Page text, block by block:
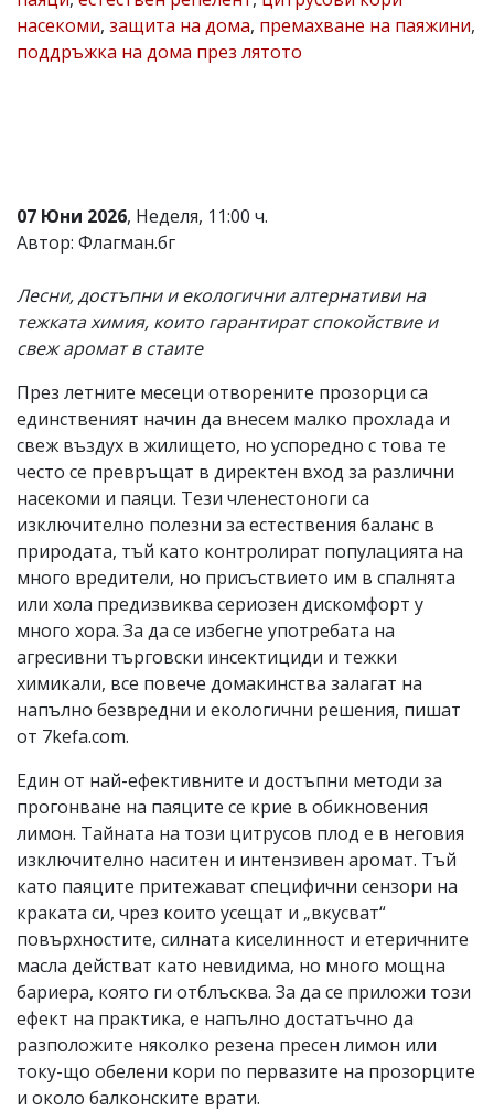
Коментарите
статиите
носи
отговорност
Ако
откриете
обиден
за
коментар,
моля
сигнализирайте
насекоми, защита на дома, премахване на паяжини,
поддръжка на дома през лятото
07 Юни 2026, Неделя, 11:00 ч.
Автор: Флагман.бг
Лесни, достъпни и екологични алтернативи на
тежката химия, които гарантират спокойствие и
свеж аромат в стаите
През летните месеци отворените прозорци са
единственият начин да внесем малко прохлада и
свеж въздух в жилището, но успоредно с това те
често се превръщат в директен вход за различни
насекоми и паяци. Тези членестоноги са
изключително полезни за естествения баланс в
природата, тъй като контролират популацията на
много вредители, но присъствието им в спалнята
или хола предизвиква сериозен дискомфорт у
много хора. За да се избегне употребата на
агресивни търговски инсектициди и тежки
химикали, все повече домакинства залагат на
напълно безвредни и екологични решения, пишат
от 7kefa.com.
Един от най-ефективните и достъпни методи за
прогонване на паяците се крие в обикновения
лимон. Тайната на този цитрусов плод е в неговия
изключително наситен и интензивен аромат. Тъй
като паяците притежават специфични сензори на
краката си, чрез които усещат и „вкусват“
повърхностите, силната киселинност и етеричните
масла действат като невидима, но много мощна
бариера, която ги отблъсква. За да се приложи този
ефект на практика, е напълно достатъчно да
разположите няколко резена пресен лимон или
току-що обелени кори по первазите на прозорците
и около балконските врати.